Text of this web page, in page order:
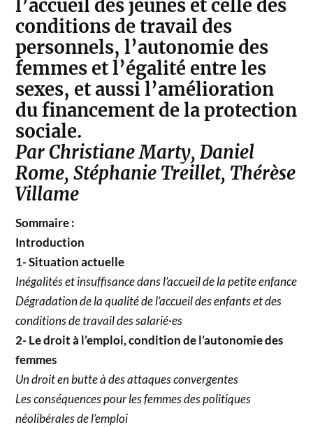
l’accueil des jeunes et celle des
conditions de travail des
personnels, l’autonomie des
femmes et l’égalité entre les
sexes, et aussi l’amélioration
du financement de la protection
sociale.
Par Christiane Marty, Daniel
Rome, Stéphanie Treillet, Thérèse
Villame
Sommaire :
Introduction
1- Situation actuelle
Inégalités et insuffisance dans l’accueil de la petite enfance
Dégradation de la qualité de l’accueil des enfants et des
conditions de travail des salarié·es
2- Le droit à l’emploi, condition de l’autonomie des
femmes
Un droit en butte à des attaques convergentes
Les conséquences pour les femmes des politiques
néolibérales de l’emploi